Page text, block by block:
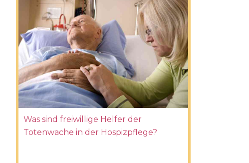
Was sind freiwillige Helfer der
Totenwache in der Hospizpflege?